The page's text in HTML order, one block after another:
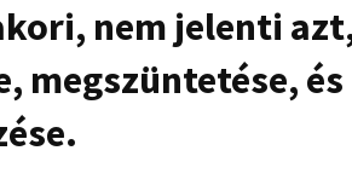
nem jelenti
megszüntetése,